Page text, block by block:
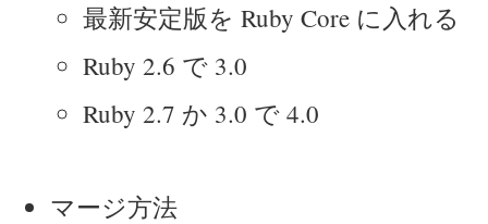
最新安定版を Ruby Core に入れる
Ruby 2.6 で 3.0
Ruby 2.7 か 3.0 で 4.0
マージ方法